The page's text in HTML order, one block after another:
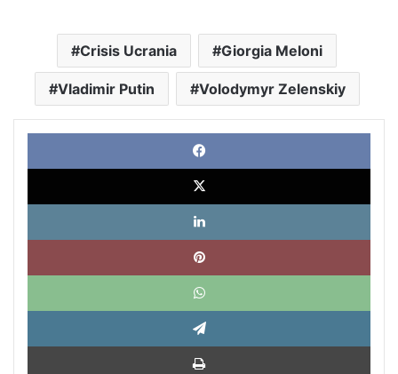
Crisis Ucrania Giorgia Meloni
Vladimir Putin Volodymyr Zelenskiy
X